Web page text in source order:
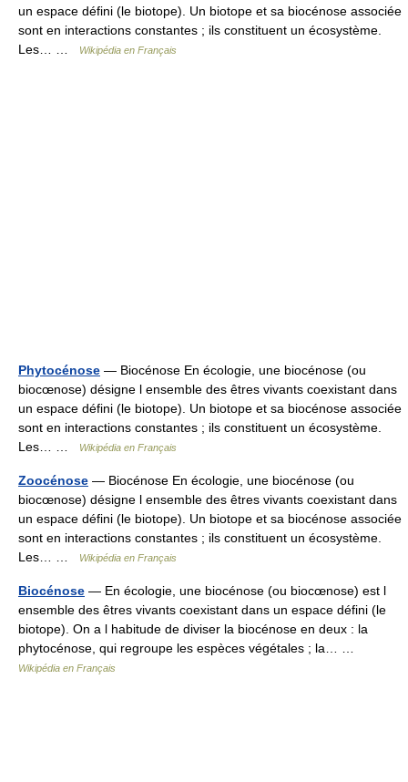
un espace défini (le biotope). Un biotope et sa biocénose associée
sont en interactions constantes ; ils constituent un écosystème.
Les… …
Wikipédia en Français
Phytocénose — Biocénose En écologie, une biocénose (ou
biocœnose) désigne l ensemble des êtres vivants coexistant dans
un espace défini (le biotope). Un biotope et sa biocénose associée
sont en interactions constantes ; ils constituent un écosystème.
Les… …
Wikipédia en Français
Zoocénose — Biocénose En écologie, une biocénose (ou
biocœnose) désigne l ensemble des êtres vivants coexistant dans
un espace défini (le biotope). Un biotope et sa biocénose associée
sont en interactions constantes ; ils constituent un écosystème.
Les… …
Wikipédia en Français
Biocénose — En écologie, une biocénose (ou biocœnose) est l
ensemble des êtres vivants coexistant dans un espace défini (le
biotope). On a l habitude de diviser la biocénose en deux : la
phytocénose, qui regroupe les espèces végétales ; la… …
Wikipédia en Français